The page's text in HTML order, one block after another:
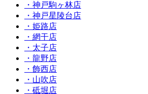
・神戸駒ヶ林店
・神戸星陵台店
・姫路店
・網干店
・太子店
・龍野店
・飾西店
・山吹店
・砥堀店